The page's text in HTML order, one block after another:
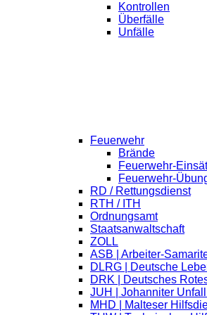
Kontrollen
Überfälle
Unfälle
Feuerwehr
Brände
Feuerwehr-
Feuerwehr-
RD / Rettungsdienst
RTH / ITH
Ordnungsamt
Staatsanwaltschaft
ZOLL
ASB | Arbeiter-
DLRG | Deutsche
DRK | Deutsches
JUH | Johanniter
MHD | Malteser